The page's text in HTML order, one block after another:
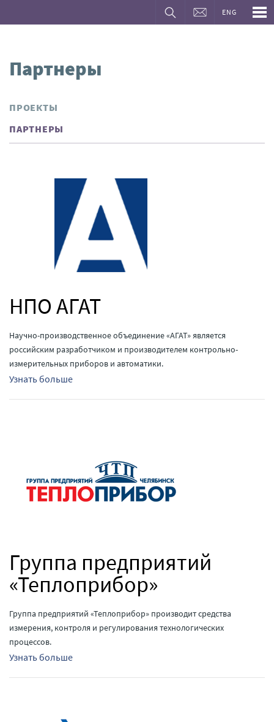
ENG
Партнеры
ПРОЕКТЫ
ПАРТНЕРЫ
НПО АГАТ
Научно-производственное объединение «АГАТ» является
российским разработчиком и производителем контрольно-
измерительных приборов и автоматики.
Узнать больше
Группа предприятий
«Теплоприбор»
Группа предприятий «Теплоприбор» производит средства
измерения, контроля и регулирования технологических
процессов.
Узнать больше